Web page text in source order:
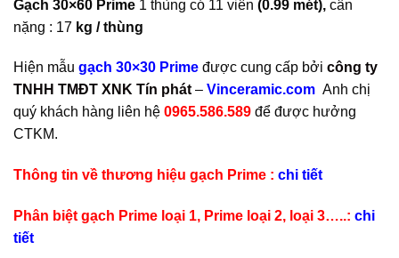
Gạch 30×60 Prime 1 thùng có 11 viên (0.99 mét), cân
nặng : 17 kg / thùng
Hiện mẫu gạch 30×30 Prime được cung cấp bởi công ty
TNHH TMĐT XNK Tín phát – Vinceramic.com Anh chị
quý khách hàng liên hệ 0965.586.589 để được hưởng
CTKM.
Thông tin về thương hiệu gạch Prime : chi tiết
Phân biệt gạch Prime loại 1, Prime loại 2, loại 3…..: chi
tiết